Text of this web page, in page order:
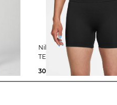
Nike | Damen Laufshorts WMNS
TEMPO
30,45 €
35,00 €